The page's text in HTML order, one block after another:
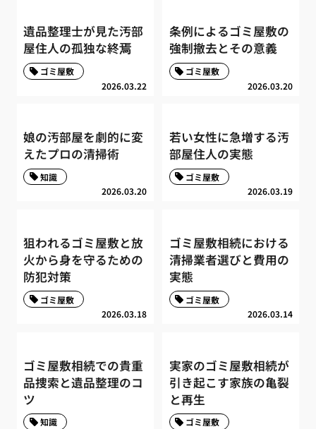
遺品整理士が見た汚部
屋住人の孤独な終焉
2026.03.22
ゴミ屋敷
条例によるゴミ屋敷の
強制撤去とその意義
2026.03.20
ゴミ屋敷
娘の汚部屋を劇的に変
えたプロの清掃術
2026.03.20
知識
若い女性に急増する汚
部屋住人の実態
2026.03.19
ゴミ屋敷
狙われるゴミ屋敷と放
火から身を守るための
防犯対策
2026.03.18
ゴミ屋敷
ゴミ屋敷相続における
清掃業者選びと費用の
実態
2026.03.14
ゴミ屋敷
ゴミ屋敷相続での貴重
品捜索と遺品整理のコ
ツ
知識
実家のゴミ屋敷相続が
引き起こす家族の亀裂
と再生
ゴミ屋敷